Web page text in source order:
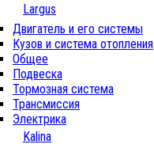
Largus
Двигатель и его системы
Кузов и система отопления
Общее
Подвеска
Тормозная система
Трансмиссия
Электрика
Kalina